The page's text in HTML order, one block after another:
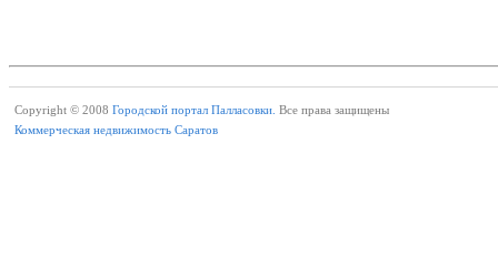
Copyright © 2008 Городской портал Палласовки. Все права защищены
Коммерческая недвижимость Саратов